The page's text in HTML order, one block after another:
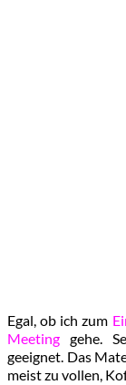
Egal, ob ich zum
Meeting gehe.
geeignet. Das
meist zu vollen,